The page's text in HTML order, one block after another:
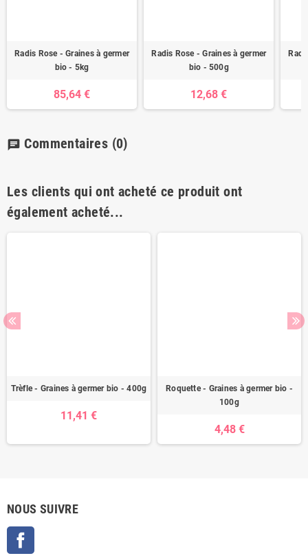
Radis Rose - Graines à germer
bio - 5kg
85,64 €
Radis Rose - Graines à germer
bio - 500g
12,68 €
chat Commentaires (0)
Les clients qui ont acheté ce produit ont
également acheté...
Trèfle - Graines à germer bio - 400g
11,41 €
Roquette - Graines à germer bio -
100g
4,48 €
NOUS SUIVRE